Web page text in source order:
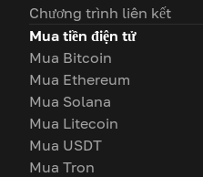
Chương trình liên kết
Mua tiền điện tử
Mua Bitcoin
Mua Ethereum
Mua Solana
Mua Litecoin
Mua USDT
Mua Tron